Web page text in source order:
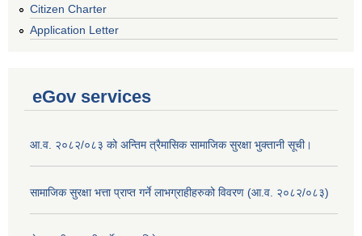
Citizen Charter
Application Letter
eGov services
आ.व. २०८२/०८३ को अन्तिम त्रैमासिक सामाजिक सुरक्षा भुक्तानी सूची।
सामाजिक सुरक्षा भत्ता प्राप्त गर्ने लाभग्राहीहरुको विवरण (आ.व. २०८२/०८३)